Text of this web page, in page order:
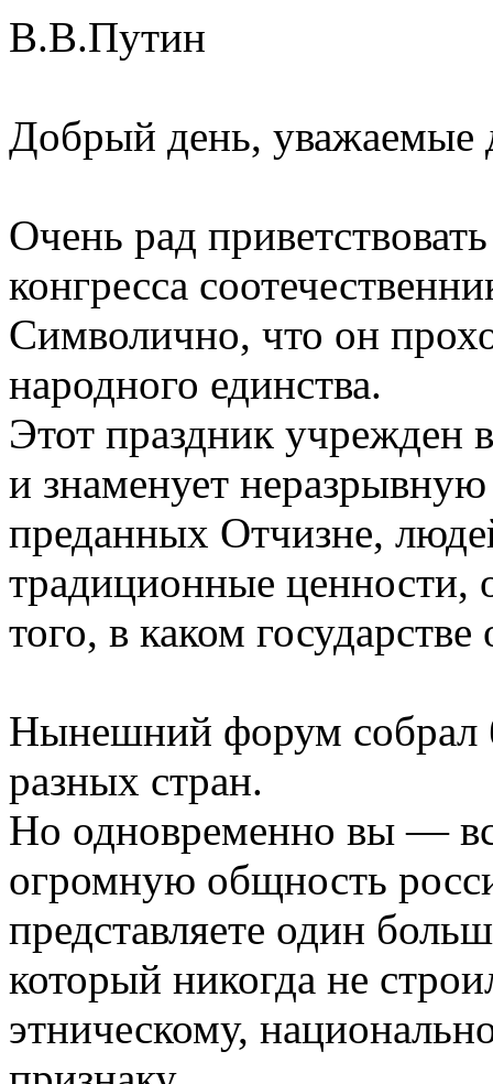
В.В.Путин
Добрый день, уважаемые
Очень рад
конгресса
Символично, что он
народного единства.
Этот праздник учрежден
и знаменует неразрывную
преданных Отчизне,
традиционные
того, в каком
Нынешний форум собрал
разных стран.
Но одновременно вы —
огромную общность
представляете один
который никогда не
этническому,